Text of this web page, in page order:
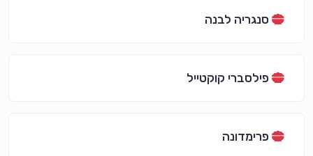
סנגריה לבנה
פילסברי קוקטייל
פרימדונה